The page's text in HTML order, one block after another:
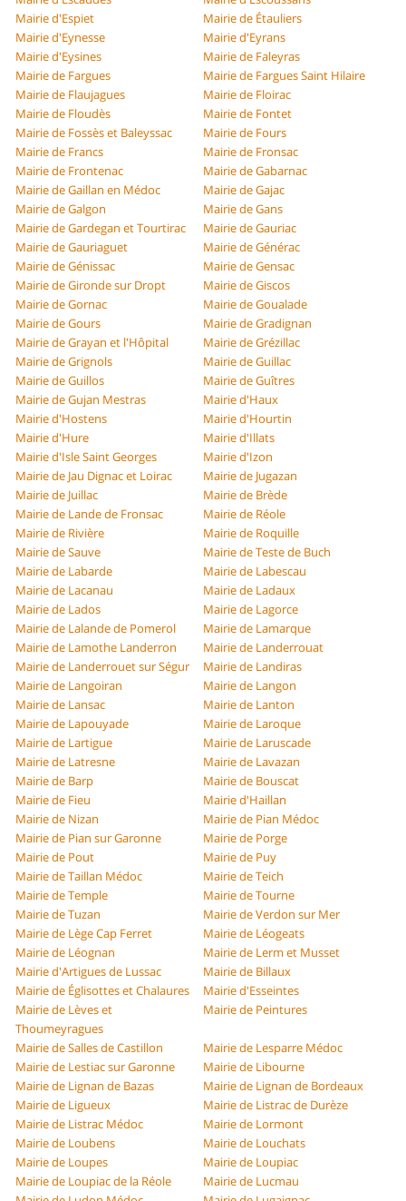
Mairie d'Espiet
Mairie de Étauliers
Mairie d'Eynesse
Mairie d'Eyrans
Mairie d'Eysines
Mairie de Faleyras
Mairie de Fargues
Mairie de Fargues Saint Hilaire
Mairie de Flaujagues
Mairie de Floirac
Mairie de Floudès
Mairie de Fontet
Mairie de Fossès et Baleyssac
Mairie de Fours
Mairie de Francs
Mairie de Fronsac
Mairie de Frontenac
Mairie de Gabarnac
Mairie de Gaillan en Médoc
Mairie de Gajac
Mairie de Galgon
Mairie de Gans
Mairie de Gardegan et Tourtirac
Mairie de Gauriac
Mairie de Gauriaguet
Mairie de Générac
Mairie de Génissac
Mairie de Gensac
Mairie de Gironde sur Dropt
Mairie de Giscos
Mairie de Gornac
Mairie de Goualade
Mairie de Gours
Mairie de Gradignan
Mairie de Grayan et l'Hôpital
Mairie de Grézillac
Mairie de Grignols
Mairie de Guillac
Mairie de Guillos
Mairie de Guîtres
Mairie de Gujan Mestras
Mairie d'Haux
Mairie d'Hostens
Mairie d'Hourtin
Mairie d'Hure
Mairie d'Illats
Mairie d'Isle Saint Georges
Mairie d'Izon
Mairie de Jau Dignac et Loirac
Mairie de Jugazan
Mairie de Juillac
Mairie de Brède
Mairie de Lande de Fronsac
Mairie de Réole
Mairie de Rivière
Mairie de Roquille
Mairie de Sauve
Mairie de Teste de Buch
Mairie de Labarde
Mairie de Labescau
Mairie de Lacanau
Mairie de Ladaux
Mairie de Lados
Mairie de Lagorce
Mairie de Lalande de Pomerol
Mairie de Lamarque
Mairie de Lamothe Landerron
Mairie de Landerrouat
Mairie de Landerrouet sur Ségur
Mairie de Landiras
Mairie de Langoiran
Mairie de Langon
Mairie de Lansac
Mairie de Lanton
Mairie de Lapouyade
Mairie de Laroque
Mairie de Lartigue
Mairie de Laruscade
Mairie de Latresne
Mairie de Lavazan
Mairie de Barp
Mairie de Bouscat
Mairie de Fieu
Mairie d'Haillan
Mairie de Nizan
Mairie de Pian Médoc
Mairie de Pian sur Garonne
Mairie de Porge
Mairie de Pout
Mairie de Puy
Mairie de Taillan Médoc
Mairie de Teich
Mairie de Temple
Mairie de Tourne
Mairie de Tuzan
Mairie de Verdon sur Mer
Mairie de Lège Cap Ferret
Mairie de Léogeats
Mairie de Léognan
Mairie de Lerm et Musset
Mairie d'Artigues de Lussac
Mairie de Billaux
Mairie de Églisottes et Chalaures
Mairie d'Esseintes
Mairie de Lèves et
Thoumeyragues
Mairie de Peintures
Mairie de Salles de Castillon
Mairie de Lesparre Médoc
Mairie de Lestiac sur Garonne
Mairie de Libourne
Mairie de Lignan de Bazas
Mairie de Lignan de Bordeaux
Mairie de Ligueux
Mairie de Listrac de Durèze
Mairie de Listrac Médoc
Mairie de Lormont
Mairie de Loubens
Mairie de Louchats
Mairie de Loupes
Mairie de Loupiac
Mairie de Loupiac de la Réole
Mairie de Lucmau